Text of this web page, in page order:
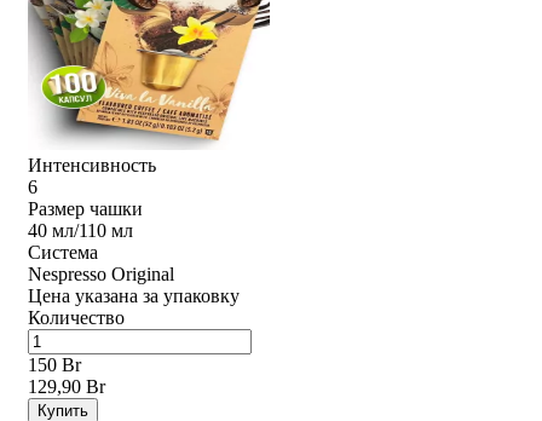
Интенсивность
6
Размер чашки
40 мл/110 мл
Система
Nespresso Original
Цена указана за упаковку
Количество
150 Br
129,90 Br
Купить